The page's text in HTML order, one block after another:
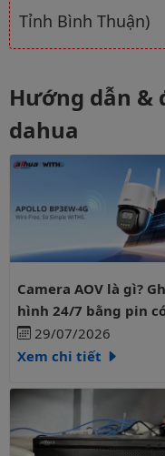
Tỉnh Bình Thuận)
Hướng dẫn &
dahua
Camera AOV là gì? Ghi
Camera AOV là gì?
hình 24/7 bằng pin
liên tục?
29/07/2026
Xem chi tiết